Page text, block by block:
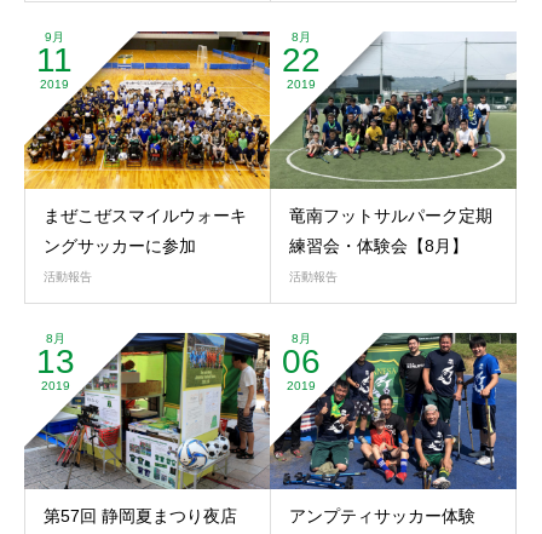
9月
11
2019
まぜこぜスマイルウォーキ
ングサッカーに参加
活動報告
8月
22
2019
竜南フットサルパーク定期
練習会・体験会【8月】
活動報告
8月
13
2019
第57回 静岡夏まつり夜店
8月
06
2019
アンプティサッカー体験